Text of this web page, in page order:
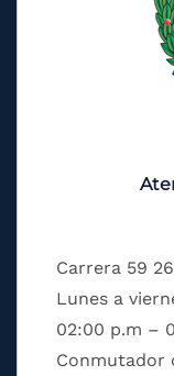
Carrera 59
Lunes a
02:00 p.m –
Conmutador